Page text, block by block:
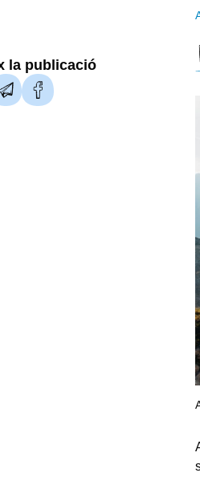
la publicació